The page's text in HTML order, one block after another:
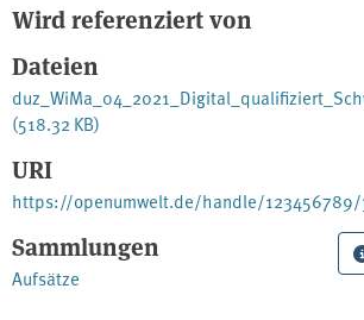
Wird referenziert von
Dateien
(518.32 KB)
URI
https://openumwelt.de/handle/123456789/
Sammlungen
Aufsätze